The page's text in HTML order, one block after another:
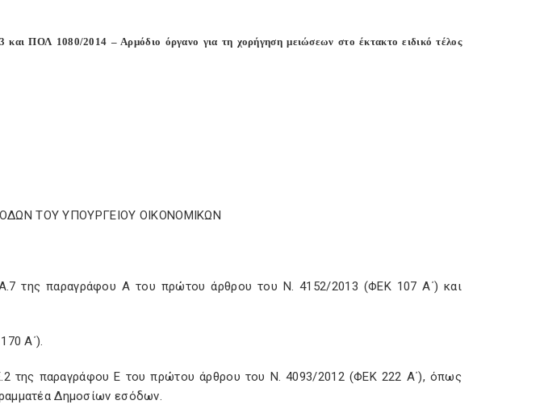
ΠΟΛ 1080/2014 – Αρμόδιο όργανο για τη χορήγηση μειώσεων στο έκτακτο ειδικό τέλος
ΤΟΥ ΥΠΟΥΡΓΕΙΟΥ ΟΙΚΟΝΟΜΙΚΩΝ
Α.7 της παραγράφου Α του πρώτου άρθρου του Ν. 4152/2013 (ΦΕΚ 107 Α΄) και
Α΄).
της παραγράφου Ε του πρώτου άρθρου του Ν. 4093/2012 (ΦΕΚ 222 Α΄), όπως
Δημοσίων εσόδων.